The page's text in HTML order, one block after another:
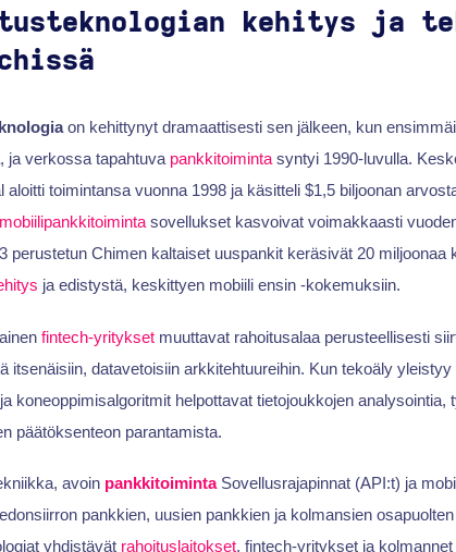
kehitys ja
on kehittynyt dramaattisesti sen jälkeen, kun
ja verkossa tapahtuva pankkitoimintasyntyi 1990-luvulla.
aloitti toimintansa vuonna 1998 ja käsitteli $1,5 biljoonan
mobiilipankkitoimintasovellukset kasvoivat voimakkaasti
perustetun Chimen kaltaiset uuspankit keräsivät 20 miljoonaa
ja edistystä, keskittyen mobiili ensin -kokemuksiin.
fintech-yrityksetmuuttavat rahoitusalaa perusteellisesti
itsenäisiin, datavetoisiin arkkitehtuureihin. Kun tekoäly yleistyy
koneoppimisalgoritmit helpottavat tietojoukkojen analysointia,
päätöksenteon parantamista.
avoin pankkitoimintaSovellusrajapinnat (API:t) ja
pankkien, uusien pankkien ja kolmansien
yhdistävät rahoituslaitokset, fintech-yritykset ja